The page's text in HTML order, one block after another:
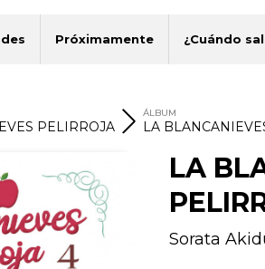
Próximamente ¿Cuándo
PELIRROJA
ÁLBUM
LA
LA
Sorata